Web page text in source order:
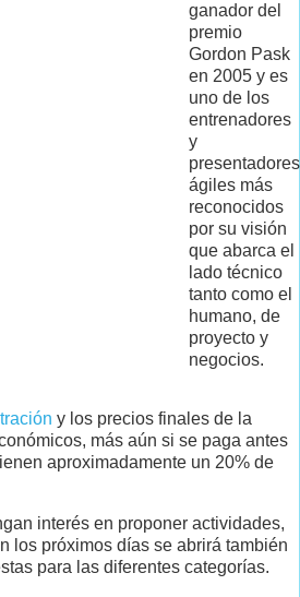
ganador del
premio
Gordon Pask
en 2005 y es
uno de los
entrenadores
y
presentadores
ágiles más
reconocidos
por su visión
que abarca el
lado técnico
tanto como el
humano, de
proyecto y
negocios.
y los precios finales de la
más aún si se paga antes
aproximadamente un 20% de
interés en proponer actividades,
los próximos días se abrirá también
para las diferentes categorías.